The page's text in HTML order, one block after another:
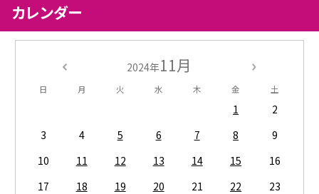
カレンダー
2024年11月
日 月 火 水 木 金 土
1
2
3
4 5 6 7 8
9
10
11 12 13 14 15
16
17
18 19 20 21 22
23